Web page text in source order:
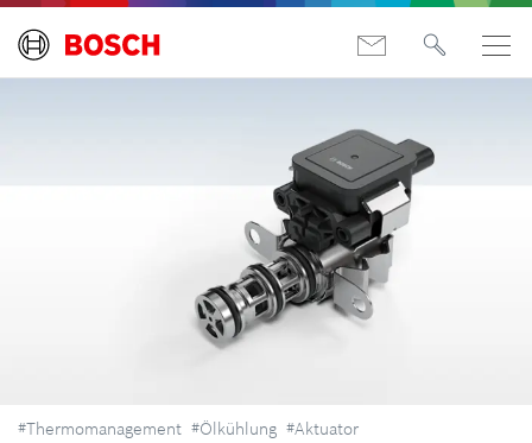
#Thermomanagement #Ölkühlung #Aktuator